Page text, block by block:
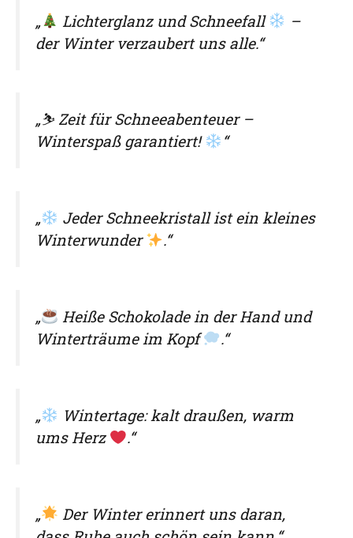
„ Lichterglanz und Schneefall
–
der Winter verzaubert uns alle.“
„⛷Zeit für Schneeabenteuer –
Winterspaß garantiert!
“
„
Jeder Schneekristall ist ein kleines
Winterwunder
.“
„
Heiße Schokolade in der Hand und
Winterträume im Kopf
.“
„
Wintertage: kalt draußen, warm
ums Herz
.“
„
Der Winter erinnert uns daran,